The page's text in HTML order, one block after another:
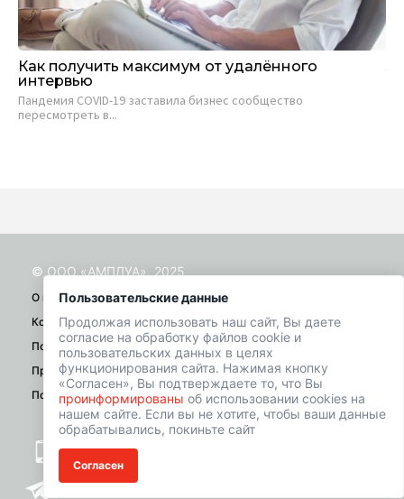
Как получить максимум от удалённого
интервью
Пандемия COVID-19 заставила бизнес сообщество
пересмотреть в...
Пользовательские данные
Продолжая использовать наш сайт, Вы даете
согласие на обработку файлов cookie и
пользовательских данных в целях
функционирования сайта. Нажимая кнопку
«Согласен», Вы подтверждаете то, что Вы
проинформированы об использовании cookies на
нашем сайте. Если вы не хотите, чтобы ваши данные
обрабатывались, покиньте сайт
Согласен
© ООО «АМПЛУА», 2025
О проекте
Контакты
Помощь
Правила
Политика конфиденциальности
+7 (901) 518-01-49